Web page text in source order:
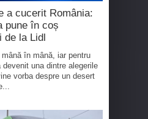
a cucerit România:
pune în coș
de la Lidl
în mână, iar pentru
una dintre alegerile
vorba despre un desert